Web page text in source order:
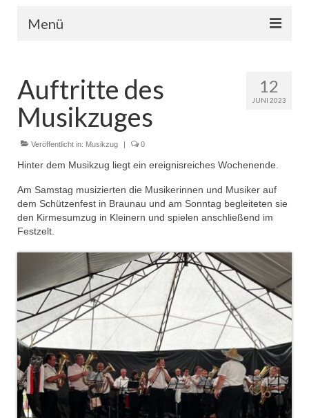
Menü
Infos
Dienstplan
Einsätze
Einsatzstichworte
Jugendfeuerwehr
Dienstplan
Gründung Jugendfeuerwehr 1996
25-jähriges Jubiläum Jugendfeuerwehr 2021
Kreiszeltlager 2023
Kinderfeuerwehr
12
JUNI 2023
Auftritte des
Musikzuges
Veröffentlicht in: Musikzug | 0
Hinter dem Musikzug liegt ein ereignisreiches Wochenende.
Am Samstag musizierten die Musikerinnen und Musiker auf
dem Schützenfest in Braunau und am Sonntag begleiteten sie
den Kirmesumzug in Kleinern und spielen anschließend im
Festzelt.